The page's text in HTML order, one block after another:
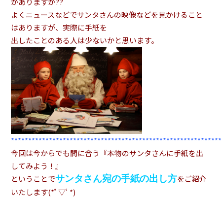
よくニュースなどでサンタさんの映像などを見かけること
はありますが、実際に手紙を
出したことのある人は少ないかと思います。
今回は今からでも間に合う『本物のサンタさんに手紙を出
してみよう！』
ということでサンタさん宛の手紙の出し方をご紹介
いたします(*ﾟ▽ﾟ*)